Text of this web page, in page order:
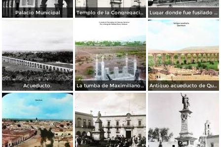
Palacio Municipal Templo de la Congregación Lugar donde fue fusilado el emperador Maximiliano
Acueducto. La tumba de Maximiliano de Absburgo Queretaro Por el fotografo William Henry Jackson. Antiguo acueducto de Querétaro.